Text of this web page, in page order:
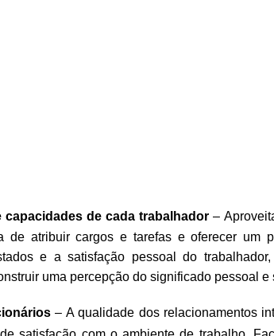
de cada trabalhador –
de atribuir cargos e tarefas e oferecer um
e a satisfação pessoal do
uma percepção do significado pessoal e
– A qualidade dos relacionamentos